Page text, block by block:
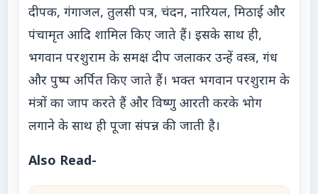
दीपक, गंगाजल, तुलसी पत्र, चंदन, नारियल, मिठाई और
पंचामृत आदि शामिल किए जाते हैं। इसके साथ ही,
भगवान परशुराम के समक्ष दीप जलाकर उन्हें वस्त्र, गंध
और पुष्प अर्पित किए जाते हैं। भक्त भगवान परशुराम के
मंत्रों का जाप करते हैं और विष्णु आरती करके भोग
लगाने के साथ ही पूजा संपन्न की जाती है।
Also Read-